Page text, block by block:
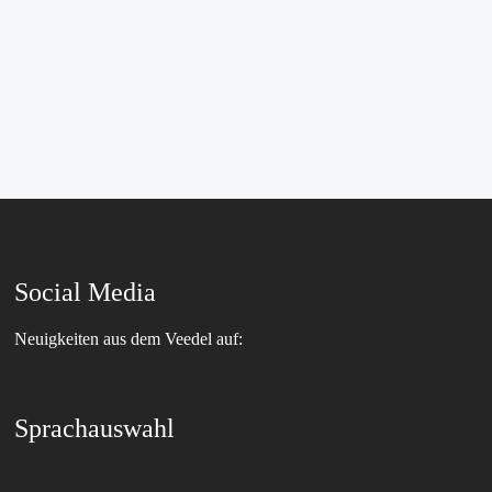
Social Media
Neuigkeiten aus dem Veedel auf:
Sprachauswahl